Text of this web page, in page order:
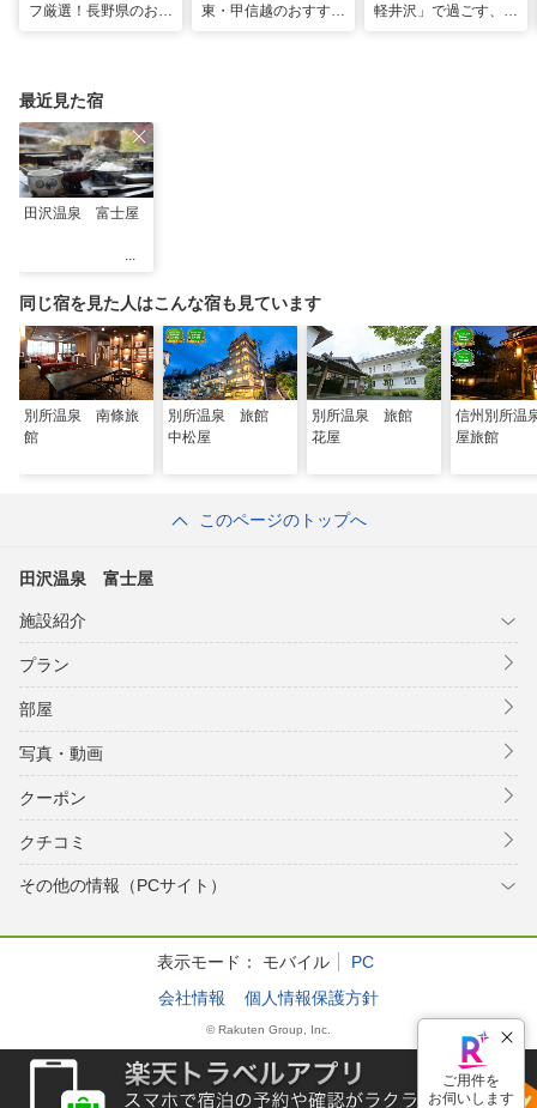
フ厳選！長野県のおす
東・甲信越のおすすめ
軽井沢」で過ごす、ア
最近見た宿
田沢温泉 富士屋
同じ宿を見た人はこんな宿も見ています
別所温泉 南條旅
館
別所温泉 旅館
中松屋
別所温泉 旅館
花屋
信州別所
屋旅館
このページのトップへ
田沢温泉 富士屋
施設紹介
プラン
部屋
写真・動画
クーポン
クチコミ
その他の情報（PCサイト）
表示モード： モバイル
PC
会社情報
個人情報保護方針
© Rakuten Group, Inc.
ご用件を
お伺いします